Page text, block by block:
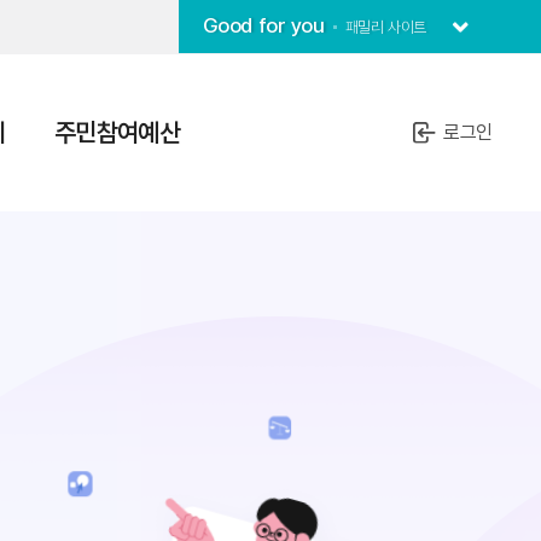
Good for you 패밀리 사이트
주민참여예산 로그인